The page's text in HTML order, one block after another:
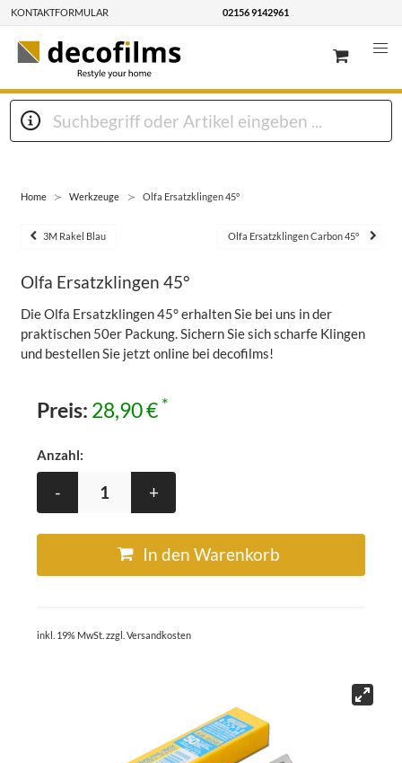
KONTAKTFORMULAR 02156 9142961
Home Werkzeuge Olfa Ersatzklingen 45°
3M Rakel Blau Olfa Ersatzklingen Carbon 45°
Olfa Ersatzklingen 45°
Die Olfa Ersatzklingen 45° erhalten Sie bei uns in der
praktischen 50er Packung. Sichern Sie sich scharfe Klingen
und bestellen Sie jetzt online bei decofilms!
Preis: 28,90 € *
Anzahl:
- +
In den Warenkorb
inkl. 19% MwSt. zzgl. Versandkosten